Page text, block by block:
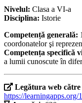
Nivelul: Clasa a VI-a
Disciplina: Istorie
Competență generală:
coordonatelor şi
Competența specifică
a lumii cunoscute în
Legătura web către
https://learningapps.org/